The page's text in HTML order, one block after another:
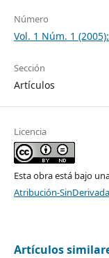
Número
Vol. 1 Núm. 1
Sección
Artículos
Licencia
Esta obra está bajo
Atribución-
Artículos